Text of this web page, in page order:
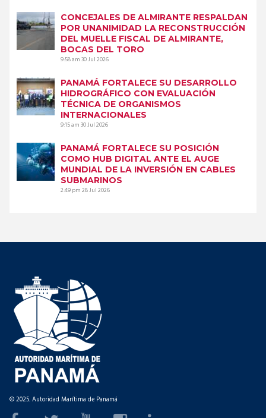
CONCEJALES DE ALMIRANTE RESPALDAN
POR UNANIMIDAD LA RECONSTRUCCIÓN
DEL MUELLE FISCAL DE ALMIRANTE,
BOCAS DEL TORO
9:58 am30 Jul 2026
PANAMÁ FORTALECE SU DESARROLLO
HIDROGRÁFICO CON EVALUACIÓN
TÉCNICA DE ORGANISMOS
INTERNACIONALES
9:15 am30 Jul 2026
PANAMÁ FORTALECE SU POSICIÓN
COMO HUB DIGITAL ANTE EL AUGE
MUNDIAL DE LA INVERSIÓN EN CABLES
SUBMARINOS
2:49 pm28 Jul 2026
© 2025. Autoridad Marítima de Panamá